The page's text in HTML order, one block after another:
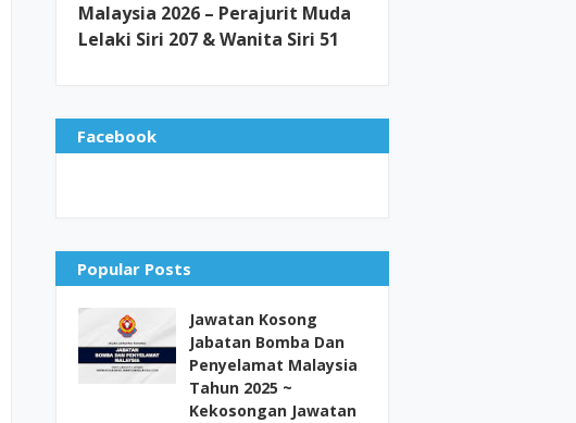
Malaysia 2026 – Perajurit Muda
Lelaki Siri 207 & Wanita Siri 51
Facebook
Popular Posts
Jawatan Kosong
Jabatan Bomba Dan
Penyelamat Malaysia
Tahun 2025 ~
Kekosongan Jawatan